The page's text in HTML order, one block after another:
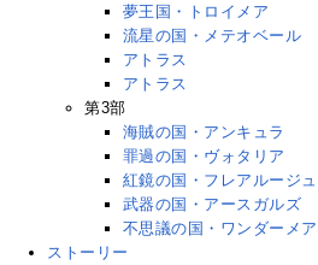
夢王国・トロイメア
流星の国・メテオベール
アトラス
アトラス
第3部
海賊の国・アンキュラ
罪過の国・ヴォタリア
紅鏡の国・フレアルージュ
武器の国・アースガルズ
不思議の国・ワンダーメア
ストーリー